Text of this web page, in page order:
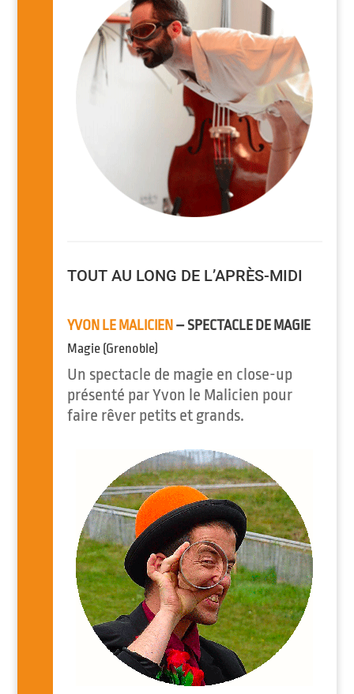
TOUT AU LONG DE L’APRÈS-MIDI
YVON LE MALICIEN – SPECTACLE DE MAGIE
Magie (Grenoble)
Un spectacle de magie en close-up
présenté par Yvon le Malicien pour
faire rêver petits et grands.